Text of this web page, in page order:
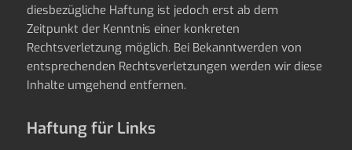
diesbezügliche Haftung ist jedoch erst ab dem
Zeitpunkt der Kenntnis einer konkreten
Rechtsverletzung möglich. Bei Bekanntwerden von
entsprechenden Rechtsverletzungen werden wir diese
Inhalte umgehend entfernen.
Haftung für Links